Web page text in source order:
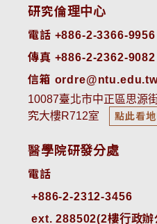
研究倫理中心
電話 +886-2-3366-9956
傳真 +886-2-2362-9082
信箱
10087臺北市中正區思源
究大樓R712室
點此看地
醫學院研發分處
電話
ext. 288502(2樓行政